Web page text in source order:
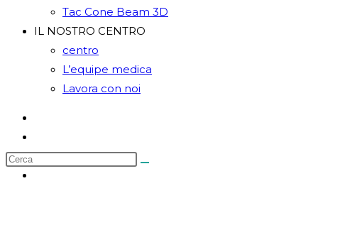
Tac Cone Beam 3D
IL NOSTRO CENTRO
centro
L’equipe medica
Lavora con noi